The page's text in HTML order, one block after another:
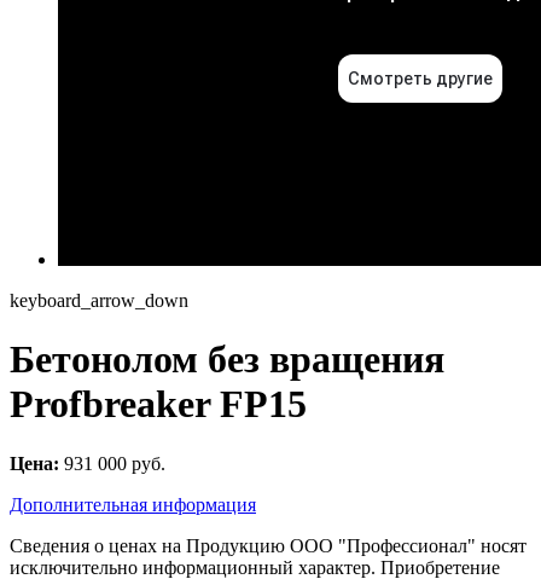
keyboard_arrow_down
Бетонолом без вращения
Profbreaker FP15
Цена: 931 000 руб.
Дополнительная информация
Сведения о ценах на Продукцию ООО "Профессионал" носят
исключительно информационный характер. Приобретение